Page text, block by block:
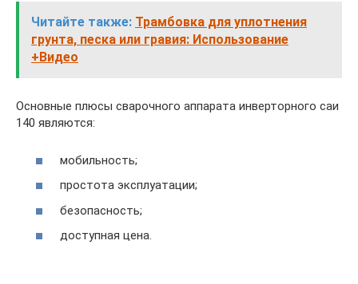
Читайте также: Трамбовка для уплотнения
грунта, песка или гравия: Использование
+Видео
Основные плюсы сварочного аппарата инверторного саи
140 являются:
мобильность;
простота эксплуатации;
безопасность;
доступная цена.